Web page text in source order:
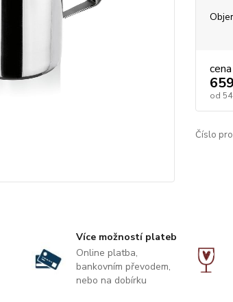
od
Číslo
Více možností plateb
Online platba,
bankovním převodem,
nebo na dobírku